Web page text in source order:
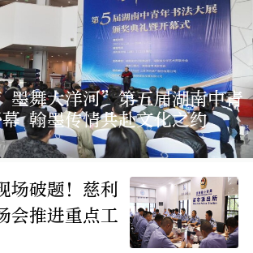
舞大洋河”第五届湖南中青
翰墨传情共赴文化之约
场破题！慈利
会推进重点工